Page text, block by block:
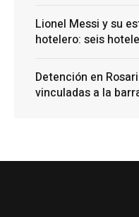
Lionel Messi y su
hotelero: seis
Detención en
vinculadas a la